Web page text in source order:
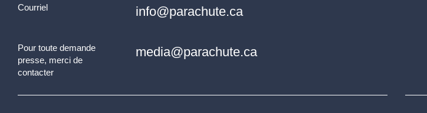
Courriel info@parachute.ca
Pour toute demande
presse, merci de
contacter
media@parachute.ca